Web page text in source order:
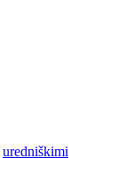
uredniškimi